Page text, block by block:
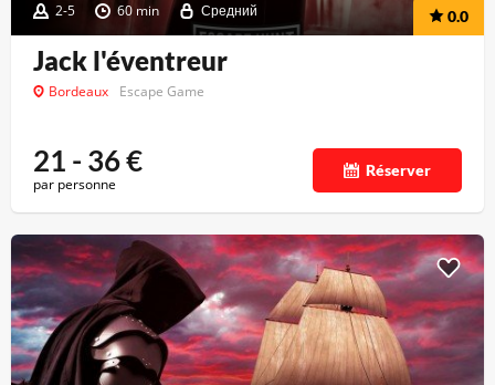
2-5 60 min Средний 0.0
Jack l'éventreur
Bordeaux Escape Game
21 - 36€
par personne
Réserver